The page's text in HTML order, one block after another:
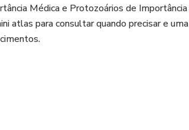
Médica e Protozoários de Importância
atlas para consultar quando precisar e uma